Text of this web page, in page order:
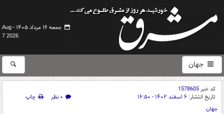
جمعه ۱۶ مرداد ۱۴۰۵ -
Aug
7 2026
جهان
کد خبر1578605
تاریخ انتشار: ۶ اسفند ۱۴۰۲ - ۱۶:۵۰ ۰ نظر
چاپ
جهان